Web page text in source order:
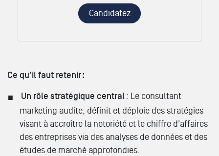
Candidatez
Ce qu'il faut retenir :
Un rôle stratégique central : Le consultant
marketing audite, définit et déploie des stratégies
visant à accroître la notoriété et le chiffre d'affaires
des entreprises via des analyses de données et des
études de marché approfondies.